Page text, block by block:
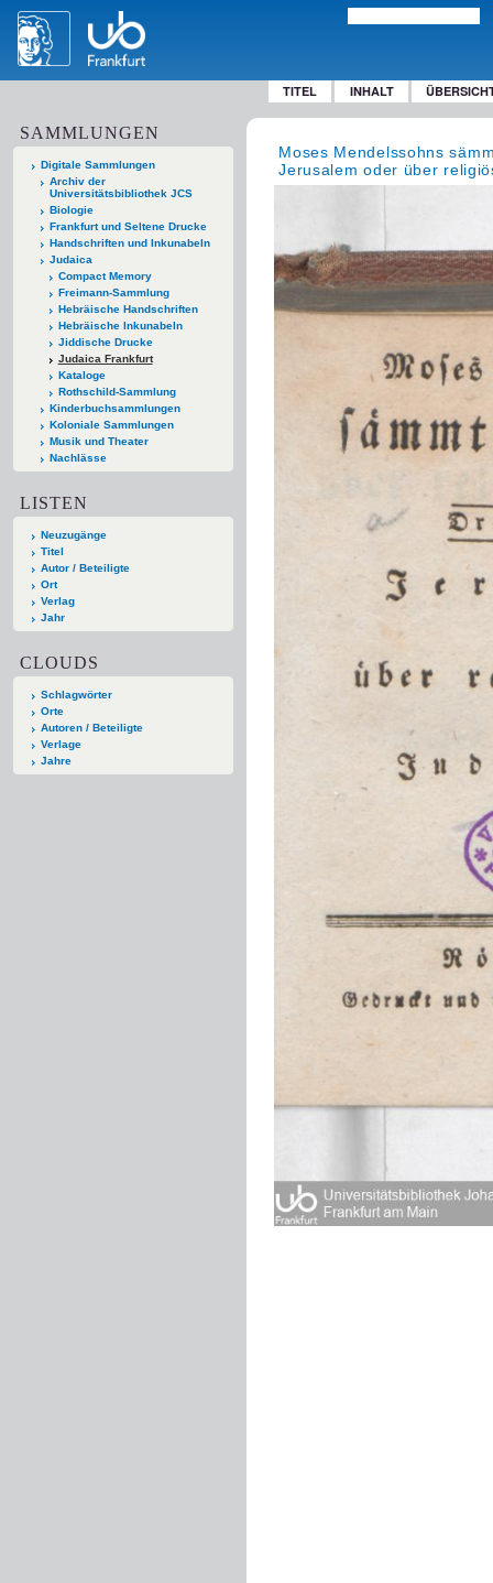
TITEL INHALT
SAMMLUNGEN
Digitale Sammlungen
Archiv der
Universitätsbibliothek JCS
Biologie
Frankfurt und Seltene Drucke
Handschriften und Inkunabeln
Judaica
Compact Memory
Freimann-Sammlung
Hebräische Handschriften
Hebräische Inkunabeln
Jiddische Drucke
Judaica Frankfurt
Kataloge
Rothschild-Sammlung
Kinderbuchsammlungen
Koloniale Sammlungen
Musik und Theater
Nachlässe
LISTEN
Neuzugänge
Titel
Autor / Beteiligte
Ort
Verlag
Jahr
CLOUDS
Schlagwörter
Orte
Autoren / Beteiligte
Verlage
Jahre
Moses Mendelssohns
Jerusalem oder über